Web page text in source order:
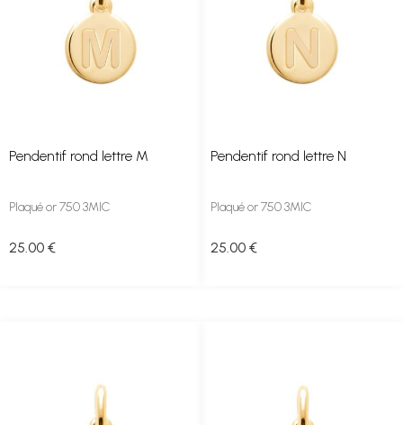
Pendentif rond lettre M
Plaqué or 750 3MIC
25 .00 €
Pendentif rond lettre N
Plaqué or 750 3MIC
25 .00 €